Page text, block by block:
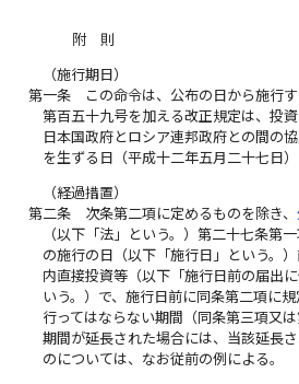
附 則
（施行期日）
第一条
この命令は、公布の日から施行
第百五十九号を加える改正規定は、投
日本国政府とロシア連邦政府との間の
を生ずる日（平成十二年五月二十七日）
（経過措置）
第二条
次条第二項に定めるものを除き、
（以下「法」という。）第二十七条第
の施行の日（以下「施行日」という。
内直接投資等（以下「施行日前の届出
いう。）で、施行日前に同条第二項に
行ってはならない期間（同条第三項又
期間が延長された場合には、当該延長
のについては、なお従前の例による。